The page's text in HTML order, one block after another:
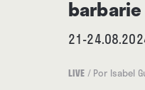
barbarie
21-
LIVE / Por Isabel